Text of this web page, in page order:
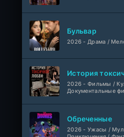
Фильм
Любовь на розлив
Ольмо
Фильм
Бульвар
2026 - Драма /
История
2026 - Фильмы /
Документальные
Обреченные
2026 - Ужасы /